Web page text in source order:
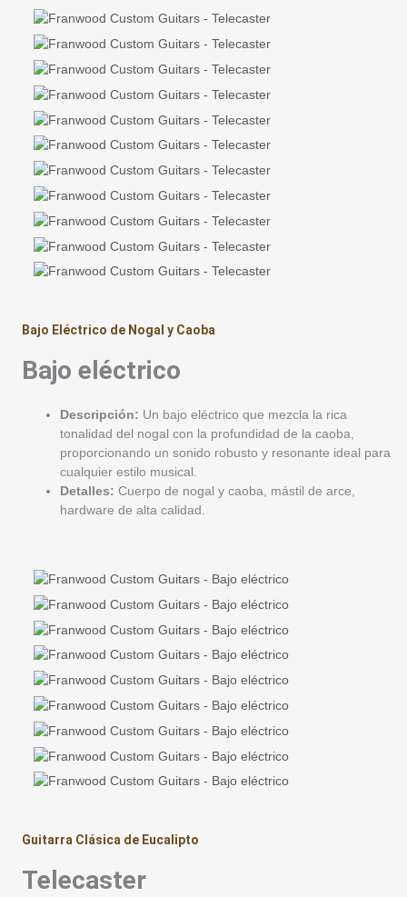
Bajo Eléctrico de Nogal y Caoba
Bajo eléctrico
Descripción: Un bajo eléctrico que mezcla la rica
tonalidad del nogal con la profundidad de la caoba,
proporcionando un sonido robusto y resonante ideal para
cualquier estilo musical.
Detalles: Cuerpo de nogal y caoba, mástil de arce,
hardware de alta calidad.
Guitarra Clásica de Eucalipto
Telecaster